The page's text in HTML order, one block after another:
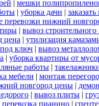
| мешки
| уборка дачи |
перевозки нижний
| вывоз строительного
цена | утилизация
под ключ | вывоз
| уборка квартиры от
работы |
мебели | монтаж
новгород цены |
| вывоз плиты |
перевозка пианино |